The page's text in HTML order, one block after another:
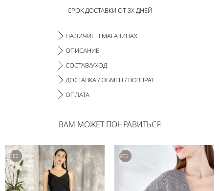
СРОК ДОСТАВКИ ОТ 3Х ДНЕЙ
НАЛИЧИЕ В МАГАЗИНАХ
ОПИСАНИЕ
СОСТАВ/УХОД
ДОСТАВКА / ОБМЕН / ВОЗВРАТ
ОПЛАТА
ВАМ МОЖЕТ ПОНРАВИТЬСЯ
5
380
р.
3
975
р.